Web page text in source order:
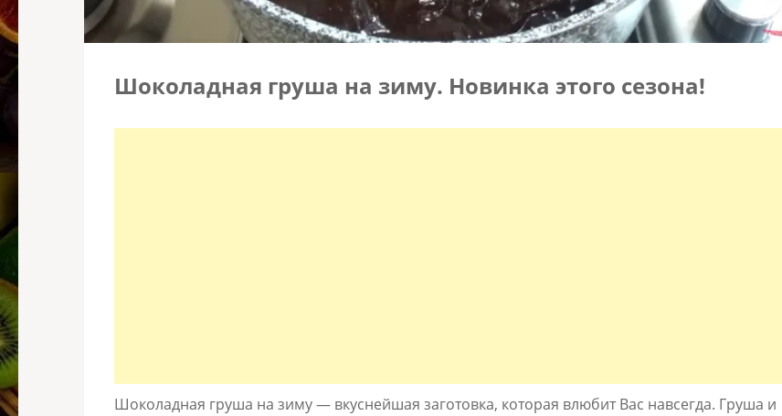
Шоколадная груша на зиму. Новинка этого сезона!
Шоколадная груша на зиму — вкуснейшая заготовка, которая влюбит Вас навсегда. Груша и